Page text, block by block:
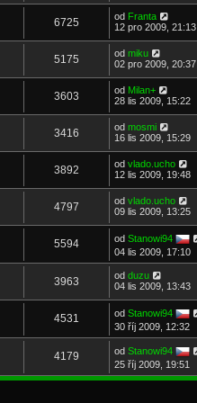
6725 od Franta
12 pro 2009, 21:13
5175 od miku
02 pro 2009, 20:37
3603 od Milan+
28 lis 2009, 15:22
3416 od mosmi
16 lis 2009, 15:29
3892 od vlado.ucho
12 lis 2009, 19:48
4797 od vlado.ucho
09 lis 2009, 13:25
5594 od Stanowi94
04 lis 2009, 17:10
3963 od duzu
04 lis 2009, 13:43
4531 od Stanowi94
30 říj 2009, 12:32
4179 od Stanowi94
25 říj 2009, 19:51